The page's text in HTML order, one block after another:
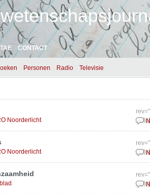
CONTACT
Personen Radio Televisie
Noorderlicht.
Noorderlicht.